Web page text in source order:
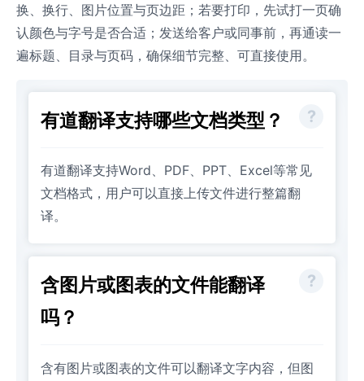
换、换行、图片位置与页边距；若要打印，先试打一页确
认颜色与字号是否合适；发送给客户或同事前，再通读一
遍标题、目录与页码，确保细节完整、可直接使用。
有道翻译支持哪些文档类型？
有道翻译支持Word、PDF、PPT、Excel等常见
文档格式，用户可以直接上传文件进行整篇翻
译。
含图片或图表的文件能翻译
吗？
含有图片或图表的文件可以翻译文字内容，但图